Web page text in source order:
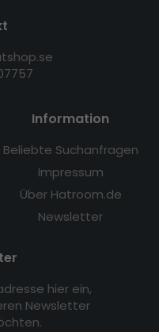
Information
Beliebte Suchanfragen
Impressum
Über Hatroom.de
Newsletter
hier ein,
Newsletter